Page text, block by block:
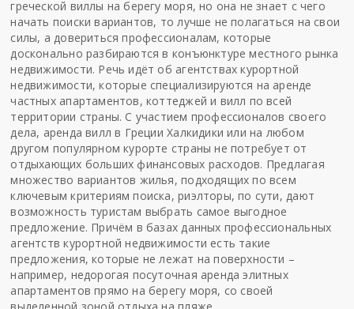
греческой виллы на берегу моря, но она не знает с чего
начать поиски вариантов, то лучше не полагаться на свои
силы, а довериться профессионалам, которые
досконально разбираются в конъюнктуре местного рынка
недвижимости. Речь идёт об агентствах курортной
недвижимости, которые специализируются на аренде
частных апартаментов, коттеджей и вилл по всей
территории страны. С участием профессионалов своего
дела, аренда вилл в Греции Халкидики или на любом
другом популярном курорте страны не потребует от
отдыхающих больших финансовых расходов. Предлагая
множество вариантов жилья, подходящих по всем
ключевым критериям поиска, риэлторы, по сути, дают
возможность туристам выбрать самое выгодное
предложение. Причём в базах данных профессиональных
агентств курортной недвижимости есть такие
предложения, которые не лежат на поверхности –
например, недорогая посуточная аренда элитных
апартаментов прямо на берегу моря, со своей